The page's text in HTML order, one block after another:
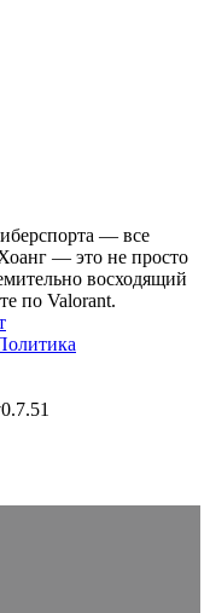
— все
— это не просто
восходящий
по Valorant.